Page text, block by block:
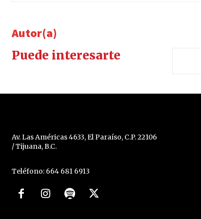
Autor(a)
Puede interesarte
Av. Las Américas 4633, El Paraíso, C.P. 22106
/ Tijuana, B.C.
Teléfono: 664 681 6913